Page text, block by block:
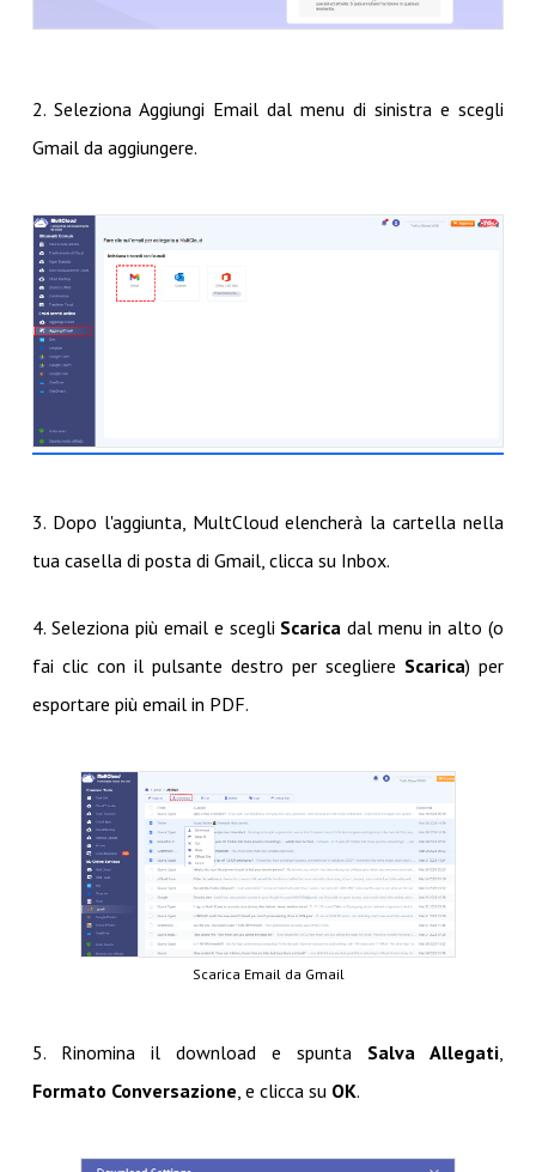
2. Seleziona Aggiungi Email dal menu di sinistra e scegli
Gmail da aggiungere.
3. Dopo l'aggiunta, MultCloud elencherà la cartella nella
tua casella di posta di Gmail, clicca su Inbox.
4. Seleziona più email e scegli Scarica dal menu in alto (o
fai clic con il pulsante destro per scegliere Scarica) per
esportare più email in PDF.
Scarica Email da Gmail
5. Rinomina il download e spunta Salva Allegati
Formato Conversazione , e clicca su OK.